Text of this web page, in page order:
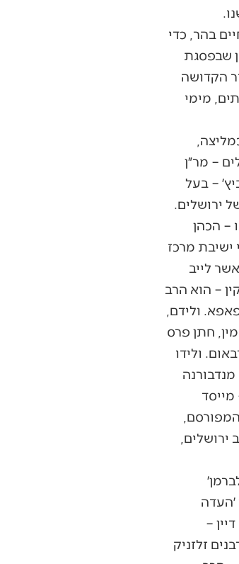
בהר, כדי
שבפסגת
הקדושה
הזיתים, מימי
– מר״ן
– בעל
של ירושלים.
– הכהן
ישיבת מרכז
לייב
– הוא הרב
ולידם,
חתן פרס
ולידו
מייסד
ירושלים,
–
זלזניק